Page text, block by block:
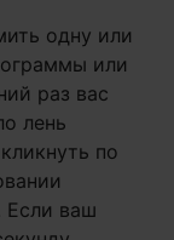
одну или
или
раз вас
лень
по
Если ваш